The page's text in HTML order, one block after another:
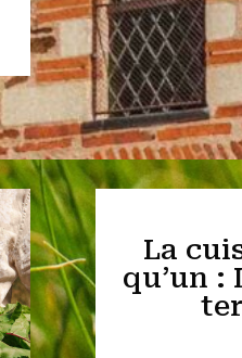
La
qu’un :